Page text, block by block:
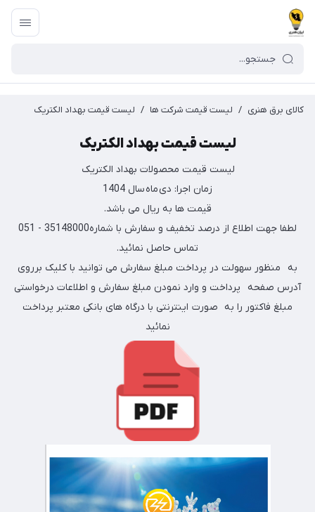
کالای برق هنری / لیست قیمت شرکت ها / لیست قیمت بهداد الکتریک
لیست قیمت بهداد الکتریک
لیست قیمت محصولات بهداد الکتریک
زمان اجرا: دی ماه سال 1404
قیمت ها به ریال می باشد.
لطفا جهت اطلاع از درصد تخفیف و سفارش با شماره35148000 - 051
تماس حاصل نمائید.
به منظور سهولت در پرداخت مبلغ سفارش می توانید با کلیک برروی
آدرس صفحه پرداخت و وارد نمودن مبلغ سفارش و اطلاعات درخواستی
مبلغ فاکتور را به صورت اینترنتی با درگاه های بانکی معتبر پرداخت
نمائید